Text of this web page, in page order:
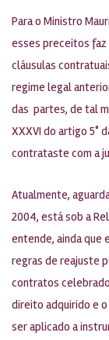
Para o Ministro
esses preceitos faz
cláusulas
regime legal
das partes, de tal
XXXVI do artigo 5°
contrataste com a
Atualmente,
2004, está sob a
entende, ainda que
regras de reajuste
contratos
direito adquirido e
ser aplicado a